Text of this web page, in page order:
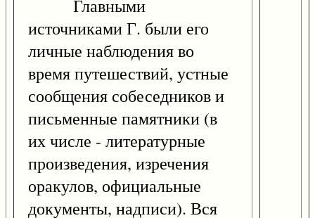
Главными
источниками Г. были его
личные наблюдения во
время путешествий, устные
сообщения собеседников и
письменные памятники (в
их числе - литературные
произведения, изречения
оракулов, официальные
документы, надписи). Вся